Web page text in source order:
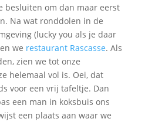
besluiten om dan maar eerst
Na wat ronddolen in de
(lucky you als je daar
we restaurant Rascasse. Als
zien we tot onze
helemaal vol is. Oei, dat
voor een vrij tafeltje. Dan
een man in koksbuis ons
een plaats aan waar we